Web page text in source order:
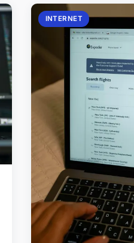
INTERNET